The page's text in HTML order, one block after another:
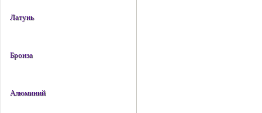
Латунь
Бронза
Алюминий